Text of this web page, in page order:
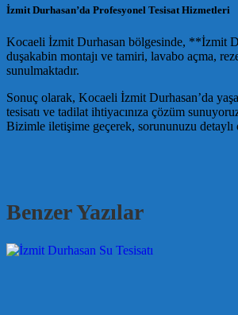
İzmit Durhasan’da Profesyonel Tesisat Hizmetleri
Kocaeli İzmit Durhasan bölgesinde, **İzmit
duşakabin montajı ve tamiri, lavabo açma,
sunulmaktadır.
Sonuç olarak, Kocaeli İzmit Durhasan’da
tesisatı ve tadilat ihtiyacınıza çözüm
Bizimle iletişime geçerek, sorununuzu
Benzer Yazılar